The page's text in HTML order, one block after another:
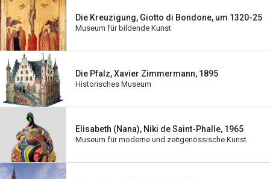
Die Kreuzigung, Giotto di Bondone, um 1320-25
Museum für bildende Kunst
Die Pfalz, Xavier Zimmermann, 1895
Historisches Museum
Elisabeth (Nana), Niki de Saint-Phalle, 1965
Museum für moderne und zeitgenössische Kunst